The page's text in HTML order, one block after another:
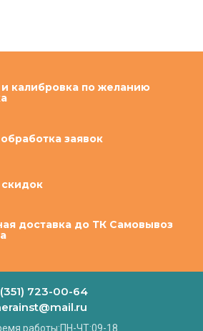
калибровка по желанию
заявок
доставка до ТК Самовывоз
723-00-64
работы:ПН-ЧТ:09-18